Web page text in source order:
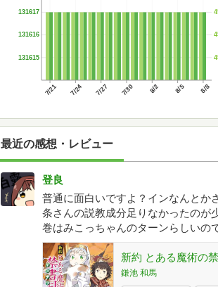
7/21 7/24 7/27 7/30 8/2 8/5 8/8
131615
131616
131617
最近の感想・レビュー
登良
普通に面白いですよ？インなんとか
条さんの説教成分足りなかったのが
巻はみこっちゃんのターンらしいの
新約 とある魔術の
鎌池 和馬